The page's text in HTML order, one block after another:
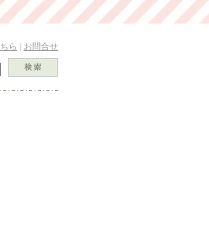
ら | お問合せ